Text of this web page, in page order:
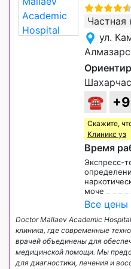
Частная
ул.
☎
Скажите,
Клиникс уз
Время
Экспресс-
моче
Все цены
Doctor Mallaev Academic
клиника, где современные
врачей объединены для
медицинской помощи. Мы
для диагностики, лечения и